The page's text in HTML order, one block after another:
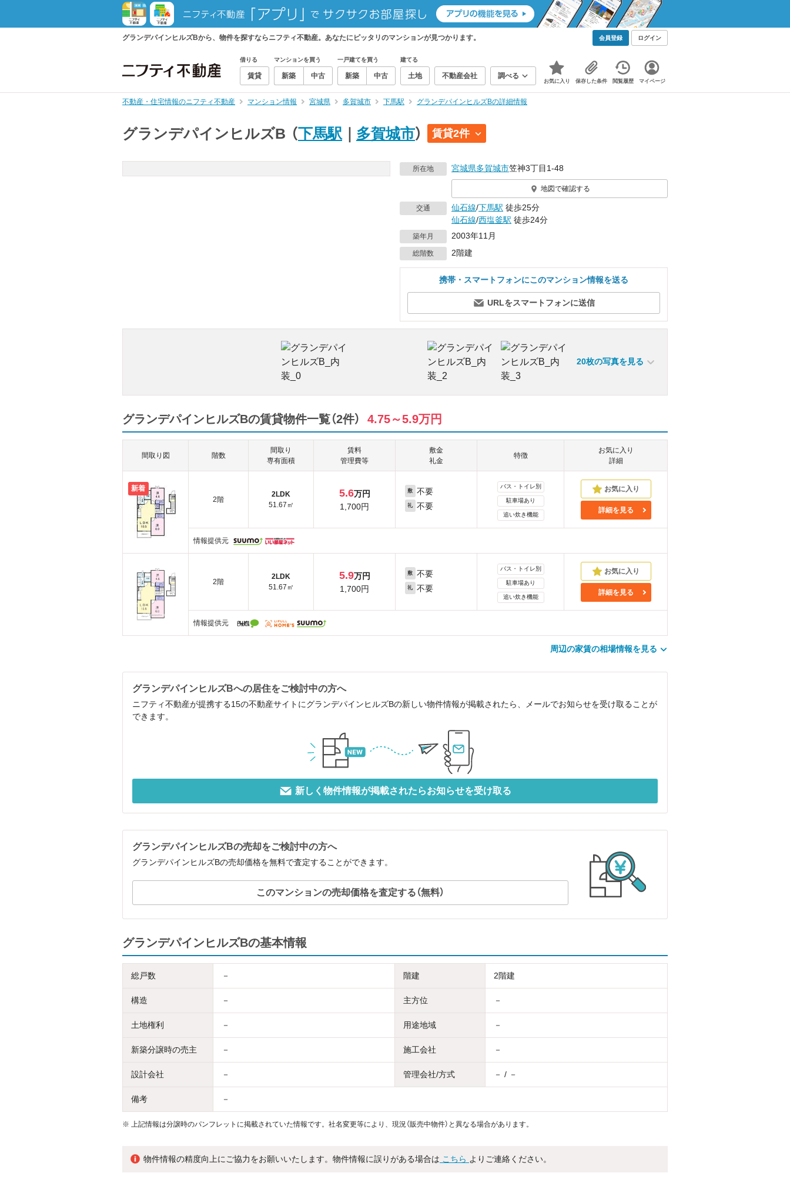
グランデパインヒルズBから、物件を探すならニフティ不動産。あなたにピッタリのマンションが見つかります。 会員登録 ログイン
借りる
賃貸
マンションを買う
新築 中古
一戸建てを買う
新築 中古
建てる
土地 不動産会社 調べる
お気に入り 保存した条件 閲覧履歴 マイページ
不動産・住宅情報のニフティ不動産 マンション情報 宮城県 多賀城市 下馬駅 グランデパインヒルズBの詳細情報
グランデパインヒルズB （下馬駅 多賀城市） 賃貸2件
所在地 宮城県多賀城市笠神3丁目1-48
地図で確認する
交通 仙石線/下馬駅 徒歩25分
仙石線/西塩釜駅 徒歩24分
築年月 2003年11月
総階数 2階建
携帯・スマートフォンにこのマンション情報を送る
URLをスマートフォンに送信
20枚の写真を見る
グランデパインヒルズBの賃貸物件一覧（2件） 4.75～5.9万円
間取り図 階数
間取り
専有面積
賃料
管理費等
敷金
礼金
特徴
お気に入り
詳細
新着
2階
2LDK
51.67㎡
5.6万円
1,700円
敷 不要
礼 不要
バス・トイレ別
駐車場あり
追い炊き機能
詳細を見る
情報提供元
2階
2LDK
51.67㎡
5.9万円
1,700円
敷 不要
礼 不要
バス・トイレ別
駐車場あり
追い炊き機能
詳細を見る
情報提供元
周辺の家賃の相場情報を見る
グランデパインヒルズBへの居住をご検討中の方へ
ニフティ不動産が提携する15の不動産サイトにグランデパインヒルズBの新しい物件情報が掲載されたら、メールでお知らせを受け取ることが
できます。
新しく物件情報が掲載されたらお知らせを受け取る
グランデパインヒルズBの売却をご検討中の方へ
グランデパインヒルズBの売却価格を無料で査定することができます。
このマンションの売却価格を査定する（無料）
グランデパインヒルズBの基本情報
総戸数 － 階建 2階建
構造 － 主方位 －
土地権利 － 用途地域 －
新築分譲時の売主 － 施工会社 －
設計会社 － 管理会社/方式 － / －
備考 －
※ 上記情報は分譲時のパンフレットに掲載されていた情報です。社名変更等により、現況（販売中物件）と異なる場合があります。
物件情報の精度向上にご協力をお願いいたします。物件情報に誤りがある場合は こちら よりご連絡ください。